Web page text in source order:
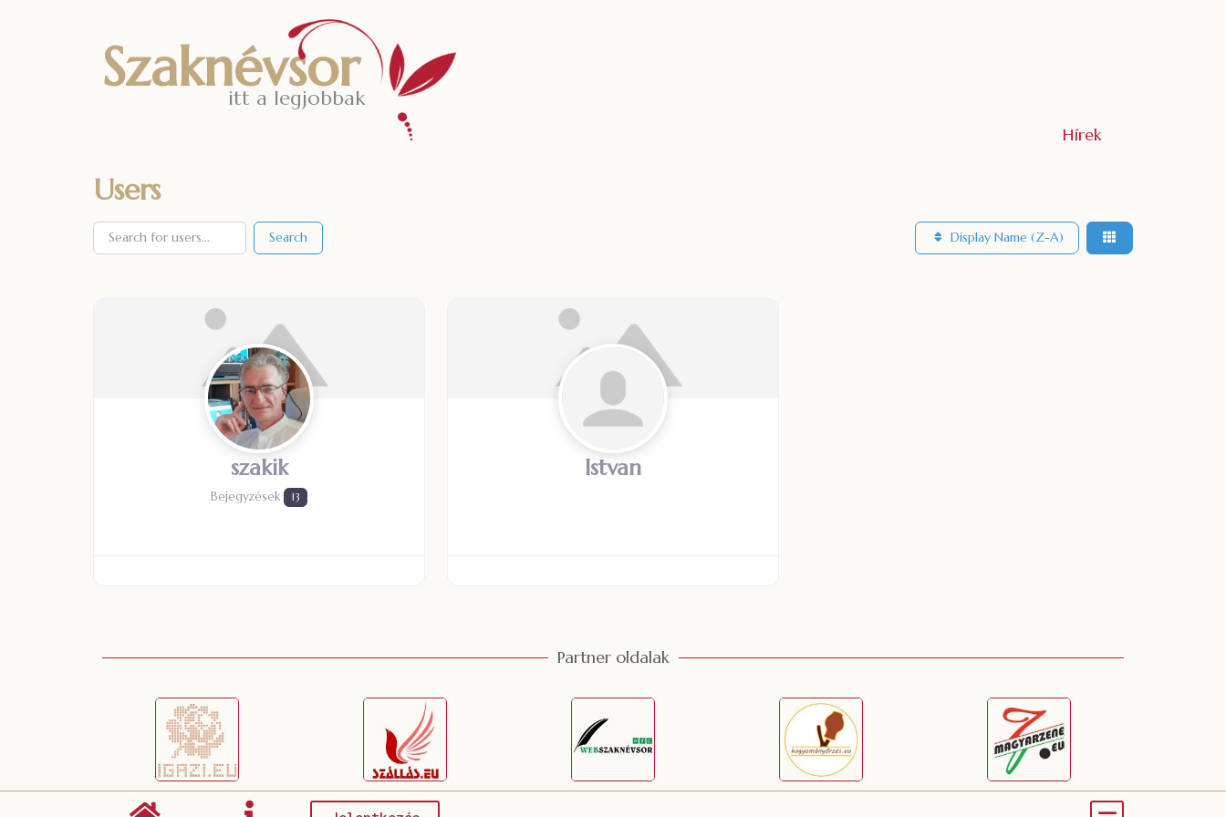
Szaknévsor
itt a legjobbak
Hírek
Users
Search
for
users...
Search
for
users...
Search Display Name (Z-A)
szakik
Bejegyzések 13
Istvan
Partner oldalak